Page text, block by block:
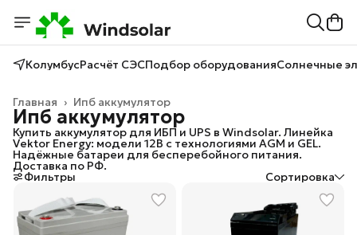
КолумбусРасчёт СЭСПодбор оборудованияСолнечные
Ипб аккумулятор
Главная ›
Ипб аккумулятор
Купить аккумулятор для ИБП и UPS в Windsolar. Линейка
Vektor Energy: модели 12В с технологиями AGM и GEL.
Надёжные батареи для бесперебойного питания.
Доставка по РФ.
Фильтры Сортировка